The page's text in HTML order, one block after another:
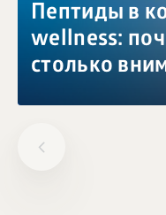
Пептиды в
wellness:
столько